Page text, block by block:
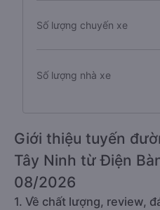
Số lượng chuyến xe
Số lượng nhà xe
Giới thiệu tuyến
Tây Ninh từ Điện
08/2026
1. Về chất lượng, review,